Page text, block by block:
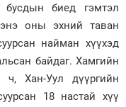
биед гэмтэл
оны эхний таван
найман хүүхэд
байдаг. Хамгийн
Хан-Уул дүүргийн
18 настай хүү